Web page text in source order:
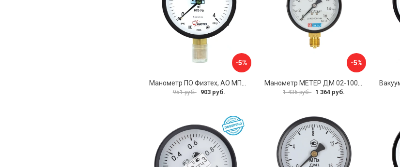
-5%
Манометр ПО Физтех, АО МП3-Уф 4687205178435
951 руб. 903 руб.
-5%
Манометр МЕТЕР ДМ 02-100-1-М 726
1 436 руб. 1 364 руб.